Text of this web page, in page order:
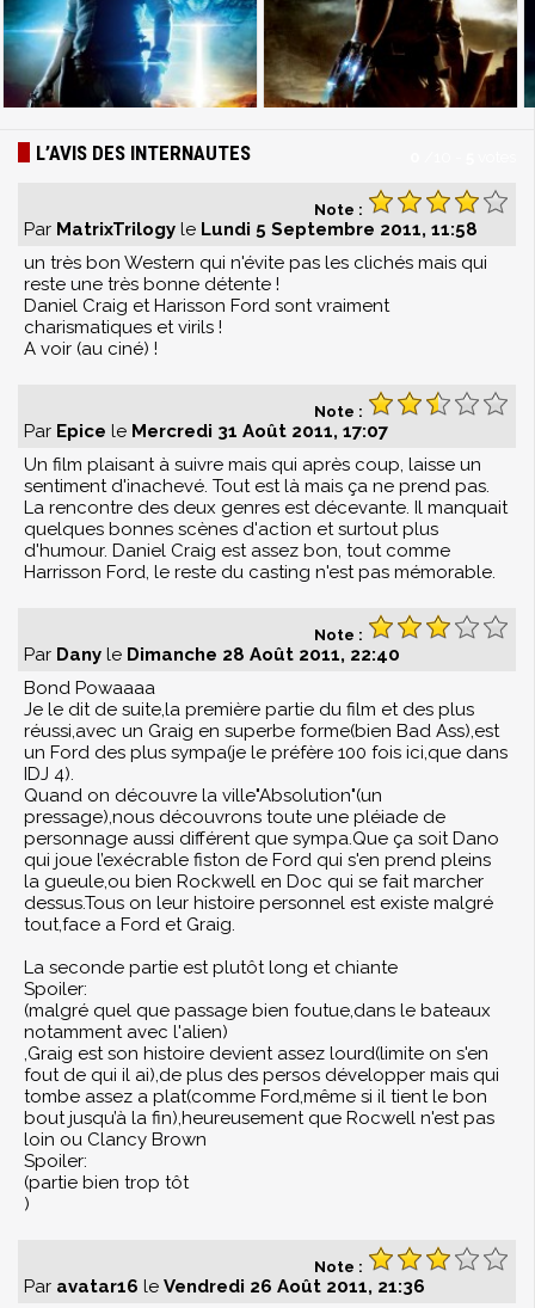
L’AVIS DES INTERNAUTES
Note :
Par MatrixTrilogy le Lundi 5 Septembre 2011, 11:58
un très bon Western qui n'évite pas les clichés mais qui
reste une très bonne détente !
Daniel Craig et Harisson Ford sont vraiment
charismatiques et virils !
A voir (au ciné) !
Note :
Par Epice le Mercredi 31 Août 2011, 17:07
Un film plaisant à suivre mais qui après coup, laisse un
sentiment d'inachevé. Tout est là mais ça ne prend pas.
La rencontre des deux genres est décevante. Il manquait
quelques bonnes scènes d'action et surtout plus
d'humour. Daniel Craig est assez bon, tout comme
Harrisson Ford, le reste du casting n'est pas mémorable.
Note :
Par Dany le Dimanche 28 Août 2011, 22:40
Bond Powaaaa
Je le dit de suite,la première partie du film et des plus
réussi,avec un Graig en superbe forme(bien Bad Ass),est
un Ford des plus sympa(je le préfère 100 fois ici,que dans
IDJ 4).
Quand on découvre la ville"Absolution"(un
pressage),nous découvrons toute une pléiade de
personnage aussi différent que sympa.Que ça soit Dano
qui joue l’exécrable fiston de Ford qui s'en prend pleins
la gueule,ou bien Rockwell en Doc qui se fait marcher
dessus.Tous on leur histoire personnel est existe malgré
tout,face a Ford et Graig.
La seconde partie est plutôt long et chiante
Spoiler:
(malgré quel que passage bien foutue,dans le bateaux
notamment avec l'alien)
,Graig est son histoire devient assez lourd(limite on s'en
fout de qui il ai),de plus des persos développer mais qui
tombe assez a plat(comme Ford,même si il tient le bon
bout jusqu’à la fin),heureusement que Rocwell n'est pas
loin ou Clancy Brown
Spoiler:
(partie bien trop tôt
)
Note :
Par avatar16 le Vendredi 26 Août 2011, 21:36